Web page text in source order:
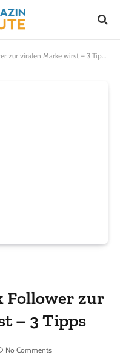
zur viralen Marke wirst – 3 Tipps
Follower zur
– 3 Tipps
No Comments